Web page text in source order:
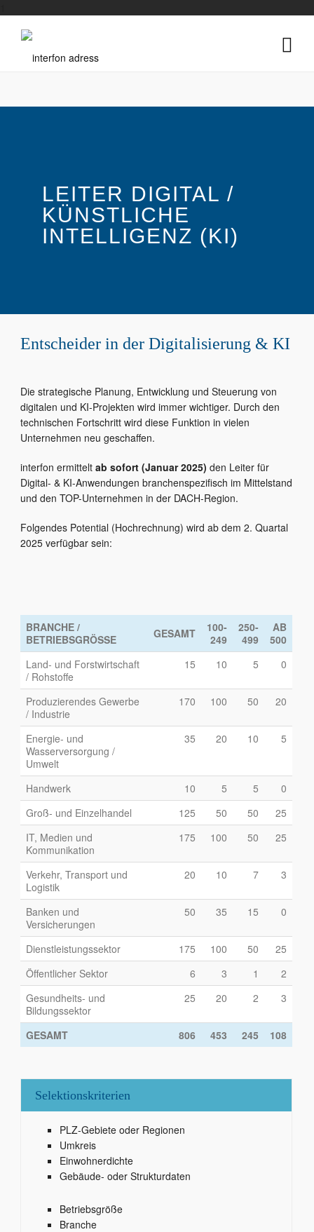
LEITER DIGITAL /
KÜNSTLICHE
INTELLIGENZ (KI)
Entscheider in der Digitalisierung & KI
Die strategische Planung, Entwicklung und Steuerung von
digitalen und KI-Projekten wird immer wichtiger. Durch den
technischen Fortschritt wird diese Funktion in vielen
Unternehmen neu geschaffen.
interfon ermittelt ab sofort (Januar 2025) den Leiter für
Digital- & KI-Anwendungen branchenspezifisch im Mittelstand
und den TOP-Unternehmen in der DACH-Region.
Folgendes Potential (Hochrechnung) wird ab dem 2. Quartal
2025 verfügbar sein:
BRANCHE /
BETRIEBSGRÖSSE
GESAMT
100-
249
250-
499
AB
500
GESAMT 806 453 245 108
Land- und Forstwirtschaft
/ Rohstoffe
15 10 5 0
Produzierendes Gewerbe
/ Industrie
170 100 50 20
Energie- und
Wasserversorgung /
Umwelt
35 20 10 5
Handwerk 10 5 5
0
Groß- und Einzelhandel
125 50 50
25
IT, Medien und
Kommunikation
175 100 50 25
Verkehr, Transport und
Logistik
20 10 7 3
Banken und
Versicherungen
50 35 15 0
Dienstleistungssektor 175 100 50
25
Öffentlicher Sektor
6 3 1
2
Gesundheits- und
Bildungssektor
25 20 2 3
Selektionskriterien
PLZ-Gebiete oder Regionen
Umkreis
Einwohnerdichte
Gebäude- oder Strukturdaten
Betriebsgröße
Branche